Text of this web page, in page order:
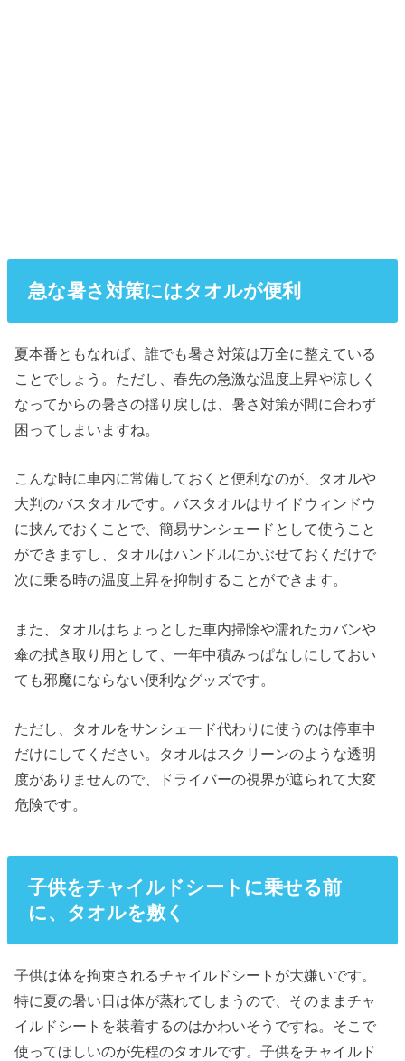
急な暑さ対策にはタオルが便利
夏本番ともなれば、誰でも暑さ対策は万全に整えている
ことでしょう。ただし、春先の急激な温度上昇や涼しく
なってからの暑さの揺り戻しは、暑さ対策が間に合わず
困ってしまいますね。
こんな時に車内に常備しておくと便利なのが、タオルや
大判のバスタオルです。バスタオルはサイドウィンドウ
に挟んでおくことで、簡易サンシェードとして使うこと
ができますし、タオルはハンドルにかぶせておくだけで
次に乗る時の温度上昇を抑制することができます。
また、タオルはちょっとした車内掃除や濡れたカバンや
傘の拭き取り用として、一年中積みっぱなしにしておい
ても邪魔にならない便利なグッズです。
ただし、タオルをサンシェード代わりに使うのは停車中
だけにしてください。タオルはスクリーンのような透明
度がありませんので、ドライバーの視界が遮られて大変
危険です。
子供をチャイルドシートに乗せる前
に、タオルを敷く
子供は体を拘束されるチャイルドシートが大嫌いです。
特に夏の暑い日は体が蒸れてしまうので、そのままチャ
イルドシートを装着するのはかわいそうですね。そこで
使ってほしいのが先程のタオルです。子供をチャイルド